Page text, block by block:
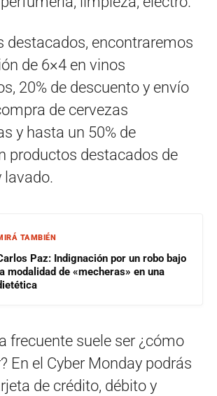
destacados, encontraremos
de 6×4 en vinos
20% de descuento y envío
de cervezas
y hasta un 50% de
productos destacados de
lavado.
TAMBIÉN
Paz: Indignación por un robo bajo
la modalidad de «mecheras» en una
frecuente suele ser ¿cómo
En el Cyber Monday podrás
de crédito, débito y